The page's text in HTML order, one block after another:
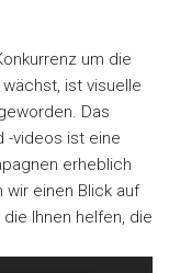
um die
ist visuelle
Das
-videos ist eine
erheblich
einen Blick auf
Ihnen helfen, die